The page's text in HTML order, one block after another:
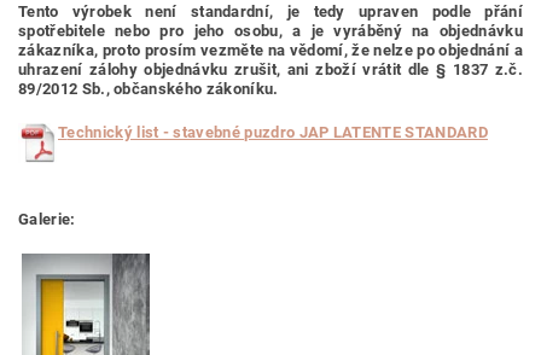
Tento výrobek není standardní, je tedy upraven podle přání
spotřebitele nebo pro jeho osobu, a je vyráběný na objednávku
zákazníka, proto prosím vezměte na vědomí, že nelze po objednání a
uhrazení zálohy objednávku zrušit, ani zboží vrátit dle § 1837 z.č.
89/2012 Sb., občanského zákoníku.
Technický list - stavebné puzdro JAP LATENTE STANDARD
Galerie: